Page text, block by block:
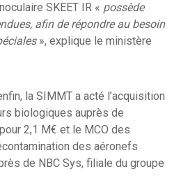
SKEET IR « possède
afin de répondre au besoin
», explique le ministère
la SIMMT a acté l’acquisition
biologiques auprès de
2,1 M€ et le MCO des
des aéronefs
de NBC Sys, filiale du groupe